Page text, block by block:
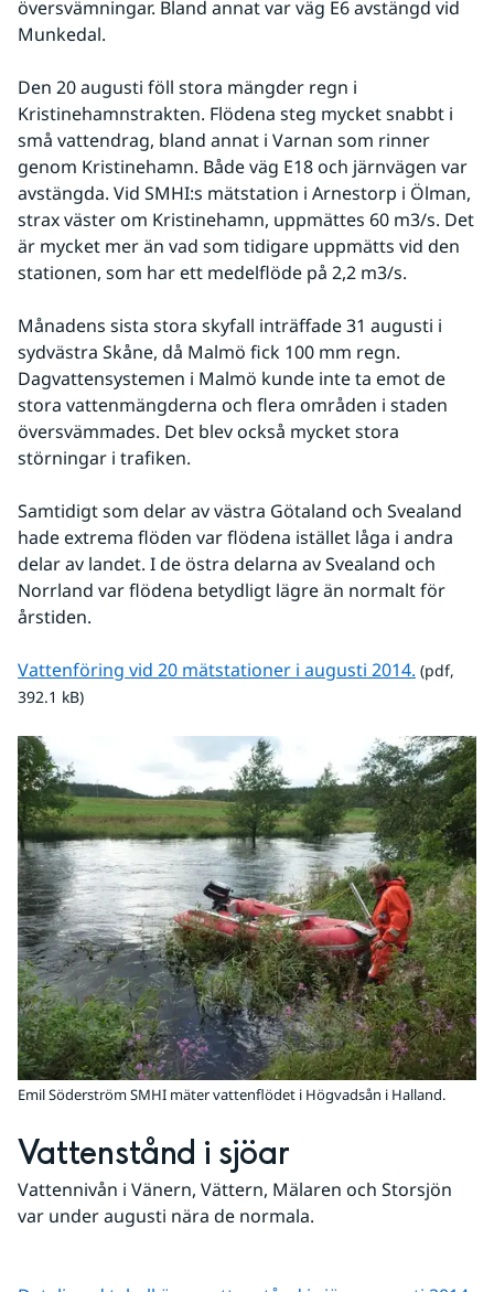
översvämningar. Bland annat var väg E6 avstängd vid
Munkedal.
Den 20 augusti föll stora mängder regn i
Kristinehamnstrakten. Flödena steg mycket snabbt i
små vattendrag, bland annat i Varnan som rinner
genom Kristinehamn. Både väg E18 och järnvägen var
avstängda. Vid SMHI:s mätstation i Arnestorp i Ölman,
strax väster om Kristinehamn, uppmättes 60 m3/s. Det
är mycket mer än vad som tidigare uppmätts vid den
stationen, som har ett medelflöde på 2,2 m3/s.
Månadens sista stora skyfall inträffade 31 augusti i
sydvästra Skåne, då Malmö fick 100 mm regn.
Dagvattensystemen i Malmö kunde inte ta emot de
stora vattenmängderna och flera områden i staden
översvämmades. Det blev också mycket stora
störningar i trafiken.
Samtidigt som delar av västra Götaland och Svealand
hade extrema flöden var flödena istället låga i andra
delar av landet. I de östra delarna av Svealand och
Norrland var flödena betydligt lägre än normalt för
årstiden.
Vattenföring vid 20 mätstationer i augusti 2014. pdf,
(pdf,
392.1 kB)
Emil Söderström SMHI mäter vattenflödet i Högvadsån i Halland.
Vattenstånd i sjöar
Vattennivån i Vänern, Vättern, Mälaren och Storsjön
var under augusti nära de normala.